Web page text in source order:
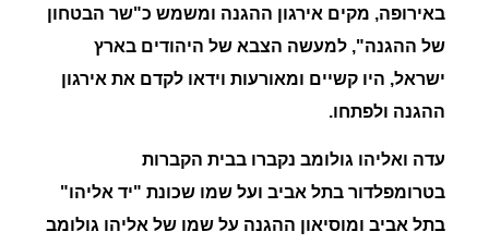
באירופה, מקים אירגון ההגנה ומשמש כ"שר הבטחון
של ההגנה", למעשה הצבא של היהודים בארץ
ישראל, היו קשיים ומאורעות וידאו לקדם את אירגון
ההגנה ולפתחו.
עדה ואליהו גולומב נקברו בבית הקברות
בטרומפלדור בתל אביב ועל שמו שכונת "יד אליהו"
בתל אביב ומוסיאון ההגנה על שמו של אליהו גולומב